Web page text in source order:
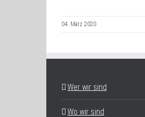
04. März 2020
Wer wir sind
Wo wir sind